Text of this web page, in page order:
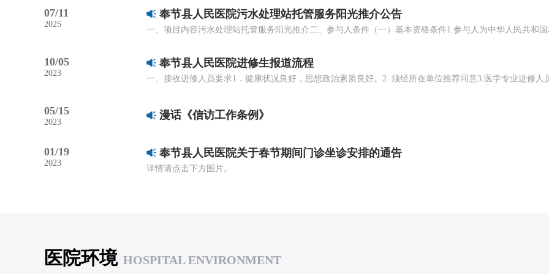
07/11
2025
奉节县人民医院污水处理站托管服务阳光推介公告
10/05
2023
奉节县人民医院进修生报道流程
05/15
2023
漫话《信访工作条例》
01/19
2023
奉节县人民医院关于春节期间门诊坐诊安排的通告
详情请点击下方图片。
医院环境 HOSPITAL ENVIRONMENT